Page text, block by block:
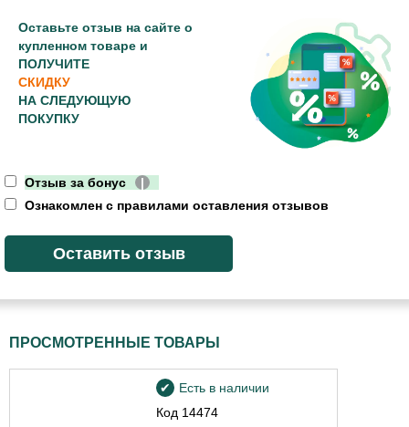
Оставьте отзыв на сайте о
купленном товаре и
ПОЛУЧИТЕ
СКИДКУ
НА СЛЕДУЮЩУЮ
ПОКУПКУ
Отзыв за бонус
|
Ознакомлен с правилами оставления отзывов
ПРОСМОТРЕННЫЕ ТОВАРЫ
Код 14474
Есть в наличии